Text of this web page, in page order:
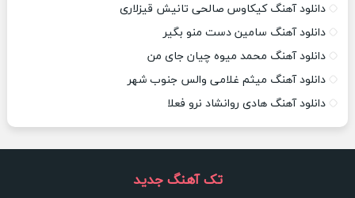
دانلود آهنگ کیکاوس صالحی تانیش قیزلاری
دانلود آهنگ سامین دست منو بگیر
دانلود آهنگ محمد میوه چیان جای من
دانلود آهنگ میثم غلامی والس جنوب شهر
دانلود آهنگ هادی روانشاد نرو فعلا
تک آهنگ جدید